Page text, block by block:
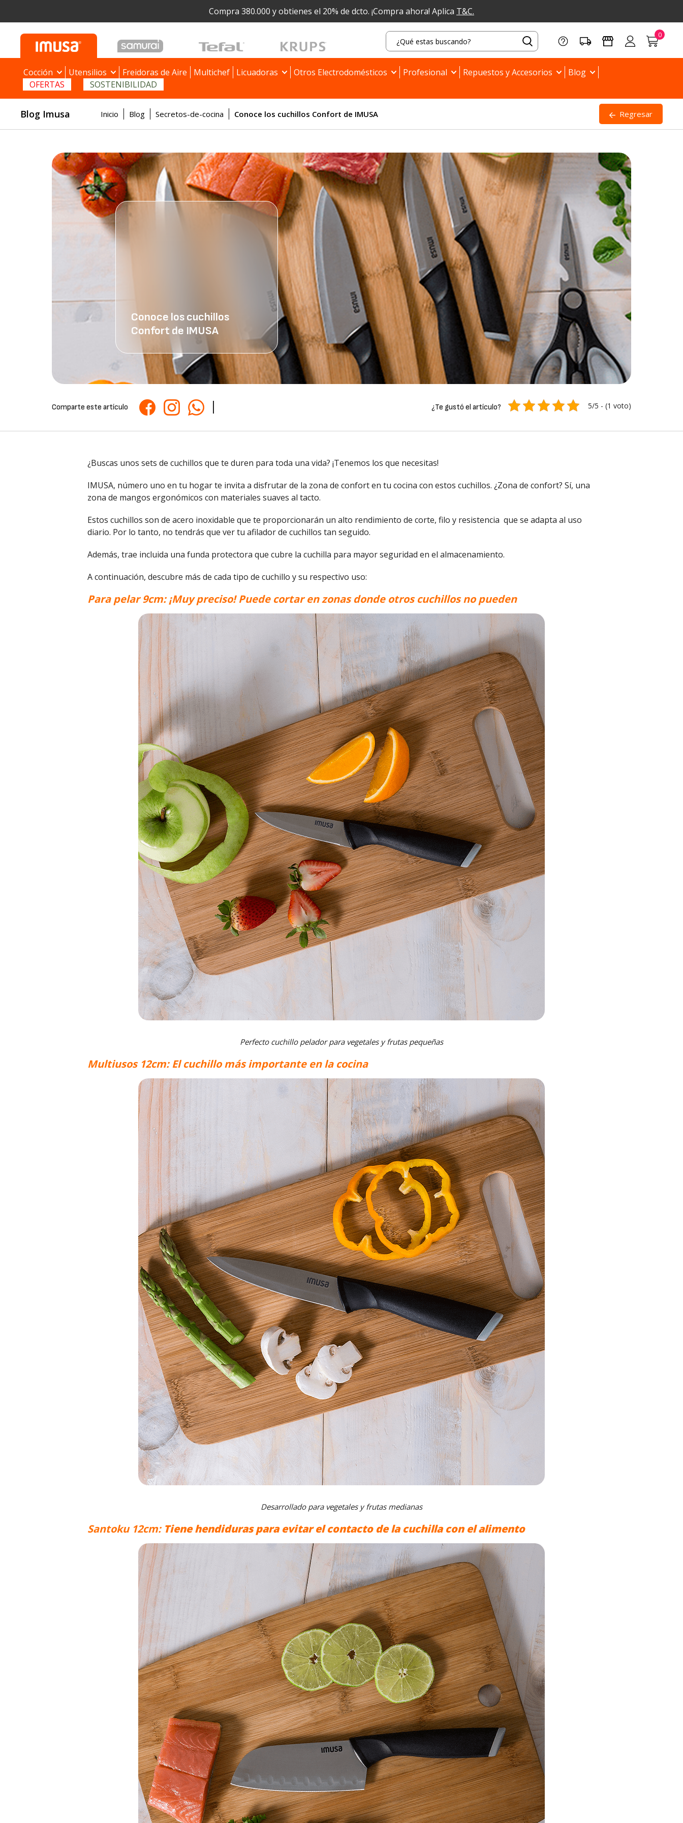
Compra 380.000 y obtienes el 20% de dcto. ¡Compra ahora! Aplica T&C.
Cocción Utensilios Freidoras de Aire Multichef Licuadoras Otros Electrodomésticos Profesional Repuestos y Accesorios
Blog
OFERTAS
SOSTENIBILIDAD
Blog Imusa Inicio Blog Secretos-de-cocina Conoce los cuchillos Confort de IMUSA Regresar
Conoce los cuchillos
Confort de IMUSA
Comparte este artículo ¿Te gustó el artículo? 5/5 - (1 voto)
¿Buscas unos sets de cuchillos que te duren para toda una vida? ¡Tenemos los que necesitas!
IMUSA, número uno en tu hogar te invita a disfrutar de la zona de confort en tu cocina con estos cuchillos. ¿Zona de confort? Sí, una
zona de mangos ergonómicos con materiales suaves al tacto.
Estos cuchillos son de acero inoxidable que te proporcionarán un alto rendimiento de corte, filo y resistencia que se adapta al uso
diario. Por lo tanto, no tendrás que ver tu afilador de cuchillos tan seguido.
Además, trae incluida una funda protectora que cubre la cuchilla para mayor seguridad en el almacenamiento.
A continuación, descubre más de cada tipo de cuchillo y su respectivo uso:
Para pelar 9cm: ¡Muy preciso!Puede cortar en zonas donde otros cuchillos no pueden
Perfecto cuchillo pelador para vegetales y frutas pequeñas
Multiusos 12cm: El cuchillo másimportante en la cocina
Desarrollado para vegetales y frutas medianas
Santoku 12cm: Tiene hendiduras para evitar el contacto de la cuchilla con el alimento